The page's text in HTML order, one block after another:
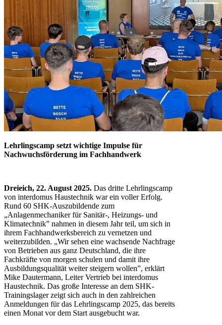
Lehrlingscamp setzt wichtige Impulse für
Nachwuchsförderung im Fachhandwerk
Dreieich, 22. August 2025. Das dritte Lehrlingscamp
von interdomus Haustechnik war ein voller Erfolg.
Rund 60 SHK-Auszubildende zum
„Anlagenmechaniker für Sanitär-, Heizungs- und
Klimatechnik” nahmen in diesem Jahr teil, um sich in
ihrem Fachhandwerksbereich zu vernetzen und
weiterzubilden. „Wir sehen eine wachsende Nachfrage
von Betrieben aus ganz Deutschland, die ihre
Fachkräfte von morgen schulen und damit ihre
Ausbildungsqualität weiter steigern wollen”, erklärt
Mike Dautermann, Leiter Vertrieb bei interdomus
Haustechnik. Das große Interesse an dem SHK-
Trainingslager zeigt sich auch in den zahlreichen
Anmeldungen für das Lehrlingscamp 2025, das bereits
einen Monat vor dem Start ausgebucht war.